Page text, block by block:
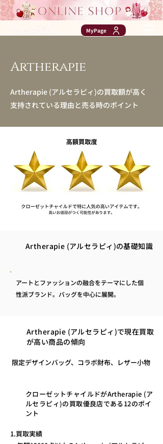
MyPage
Artherapie
Artherapie (アルセラピィ)の買取額が高く
支持されている理由と売る時のポイント
Artherapie (アルセラピィ)の基礎知識
アートとファッションの融合をテーマにした個
性派ブランド。バッグを中心に展開。
Artherapie (アルセラピィ)で現在買取
が高い商品の傾向
限定デザインバッグ、コラボ財布、レザー小物
クローゼットチャイルドがArtherapie (ア
ルセラピィ)の買取優良店である12のポイ
ント
1.買取実績